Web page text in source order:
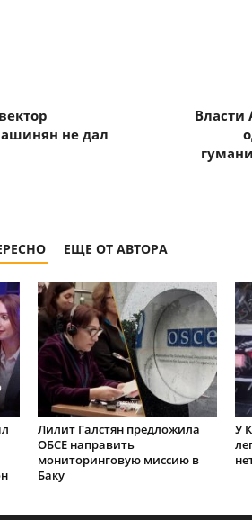
не дал
Власти
ЕЩЕ ОТ АВТОРА
Лилит Галстян предложила
ОБСЕ направить
мониторинговую миссию в
Баку
У